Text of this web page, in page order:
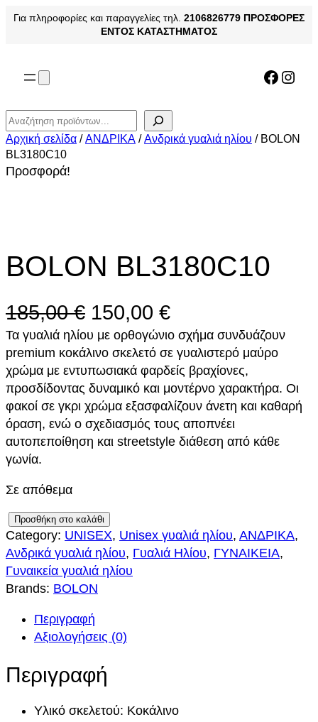
Μετάβαση
Για πληροφορίες και παραγγελίες τηλ. 2106826779 ΠΡΟΣΦΟΡΕΣ
ΕΝΤΟΣ ΚΑΤΑΣΤΗΜΑΤΟΣ
Αναζήτηση
Αρχική σελίδα /ΑΝΔΡΙΚΑ /Ανδρικά γυαλιά ηλίου / BOLON
BL3180C10
Προσφορά!
BOLON BL3180C10
185,00€ O
r
i
g
i
n
l
p
r
i
c
w
a
150,00 €Η
τ
ρ
έ
χ
α
ί
Τα γυαλιά ηλίου με ορθογώνιο σχήμα συνδυάζουν
premium κοκάλινο σκελετό σε γυαλιστερό μαύρο
χρώμα με εντυπωσιακά φαρδείς βραχίονες,
προσδίδοντας δυναμικό και μοντέρνο χαρακτήρα. Οι
φακοί σε γκρι χρώμα εξασφαλίζουν άνετη και καθαρή
όραση, ενώ ο σχεδιασμός τους αποπνέει
αυτοπεποίθηση και streetstyle διάθεση από κάθε
γωνία.
Σε απόθεμα
O
L
O
N
8
Προσθήκη στο καλάθι
Category: UNISEX, Unisex γυαλιά ηλίου, ΑΝΔΡΙΚΑ
Ανδρικά γυαλιά ηλίου, Γυαλιά Ηλίου, ΓΥΝΑΙΚΕΙΑ
Γυναικεία γυαλιά ηλίου
Brands: BOLON
Περιγραφή
Αξιολογήσεις (0)
Περιγραφή
Υλικό σκελετού: Κοκάλινο